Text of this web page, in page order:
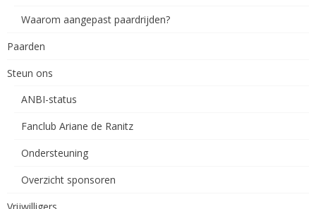
Waarom aangepast paardrijden?
Paarden
Steun ons
ANBI-status
Fanclub Ariane de Ranitz
Ondersteuning
Overzicht sponsoren